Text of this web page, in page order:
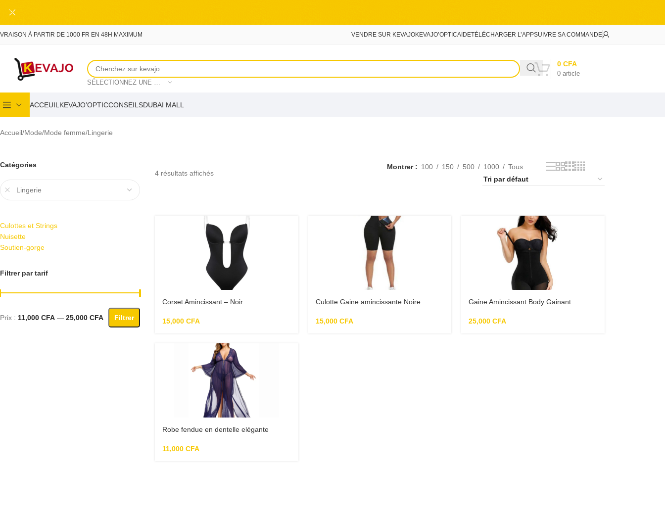
Skip to main content
À PARTIR DE 1000 FR EN 48H MAXIMUM VENDRE SUR KEVAJOKEVAJO’OPTICAIDETÉLÉCHARGER L’APPSUIVRE SA COMMANDE
SÉLECTIONNEZ UNE CATÉGORIE
0 article
0 CFA
ACCEUIL KEVAJO’OPTICCONSEILSDUBAI MALL
Accueil Mode Mode femme Lingerie
Catégories
Lingerie
Culottes et Strings
Nuisette
Soutien-gorge
Filtrer par tarif
Filtrer
Prix : 11,000 CFA — 25,000 CFA
4 résultats affichés
Montrer 100 150 500 1000 Tous
Corset Amincissant – Noir
15,000 CFA
Culotte Gaine amincissante Noire
15,000 CFA
Gaine Amincissant Body Gainant
25,000CFA
Robe fendue en dentelle elégante
11,000 CFA